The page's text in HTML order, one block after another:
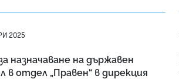
2025
назначаване на държавен
в отдел „Правен“ в дирекция